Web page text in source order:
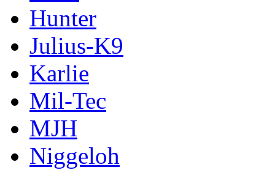
Hunter
Julius-K9
Karlie
Mil-Tec
MJH
Niggeloh